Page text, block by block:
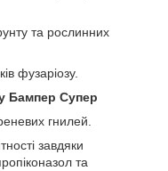
та рослинних
фузаріозу.
Бампер Супер
гнилей.
завдяки
та